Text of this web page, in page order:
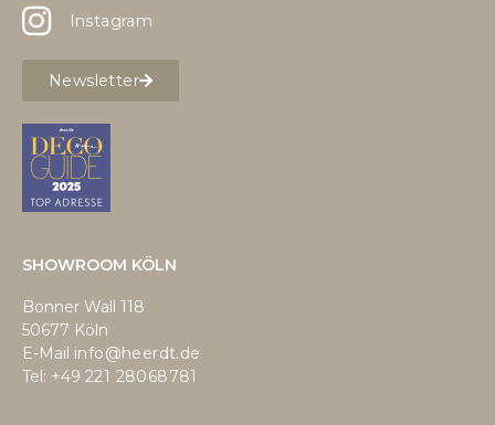
Instagram
Newsletter
SHOWROOM KÖLN
Bonner Wall 118
50677 Köln
E-Mail info@heerdt.de
Tel: +49 221 28068781